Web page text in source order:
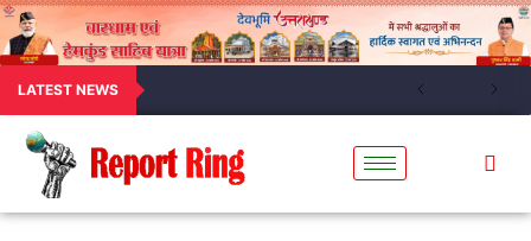
LATEST NEWS